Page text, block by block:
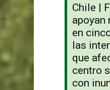
Chile |
apoyan
en
las
que
centro
con